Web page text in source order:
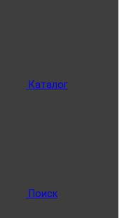
Каталог
Поиск